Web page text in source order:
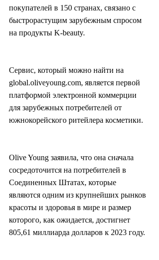
покупателей в 150 странах, связано с
быстрорастущим зарубежным спросом
на продукты K-beauty.
Сервис, который можно найти на
global.oliveyoung.com, является первой
платформой электронной коммерции
для зарубежных потребителей от
южнокорейского ритейлера косметики.
Olive Young заявила, что она сначала
сосредоточится на потребителей в
Соединенных Штатах, которые
являются одним из крупнейших рынков
красоты и здоровья в мире и размер
которого, как ожидается, достигнет
805,61 миллиарда долларов к 2023 году.